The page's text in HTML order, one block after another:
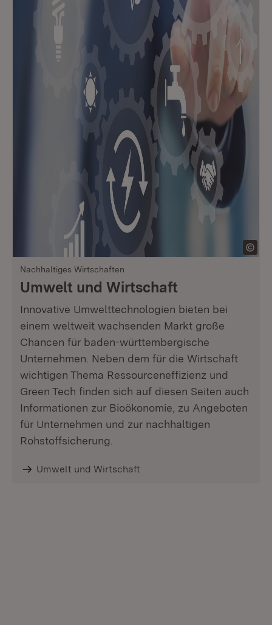
Nachhaltiges Wirtschaften
Umwelt und Wirtschaft
Innovative Umwelttechnologien bieten bei
einem weltweit wachsenden Markt große
Chancen für baden-württembergische
Unternehmen. Neben dem für die Wirtschaft
wichtigen Thema Ressourceneffizienz und
Green Tech finden sich auf diesen Seiten auch
Informationen zur Bioökonomie, zu Angeboten
für Unternehmen und zur nachhaltigen
Rohstoffsicherung.
Umwelt und Wirtschaft